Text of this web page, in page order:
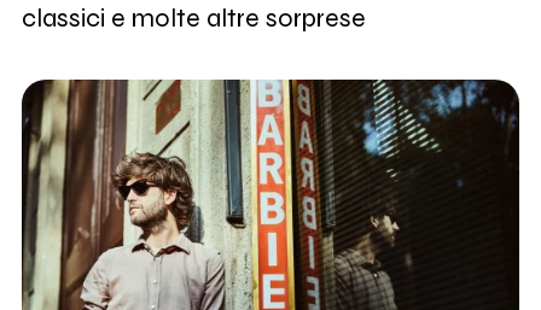
classici e molte altre sorprese